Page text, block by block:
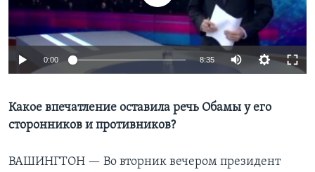
Learning English
СОЦИАЛЬНЫЕ СЕТИ
Языки
0:00 8:35
Какое впечатление оставила речь Обамы у его
сторонников и противников?
ВАШИНГТОН — Во вторник вечером президент